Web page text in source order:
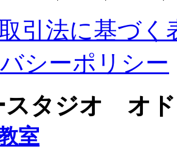
引法に基づく
シーポリシー
スタジオ オ
室